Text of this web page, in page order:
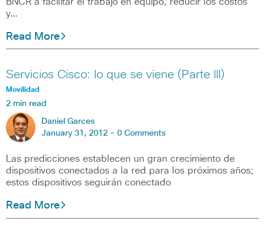
y…
Read More
Servicios Cisco: lo que se viene (Parte III)
Movilidad
2 min read
Daniel Garces
January 31, 2012 - 0 Comments
Las predicciones establecen un gran crecimiento de
dispositivos conectados a la red para los próximos años;
estos dispositivos seguirán conectado
Read More